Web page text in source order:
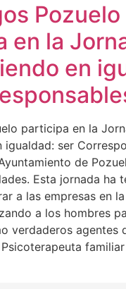
Pozuelo
en la
en
participa en la
igualdad: ser
de
Esta jornada ha
a las empresas en
a los hombres
verdaderos agentes